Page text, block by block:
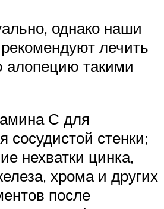
однако наши
лечить
алопецию такими
С для
сосудистой стенки;
нехватки цинка,
хрома и других
после